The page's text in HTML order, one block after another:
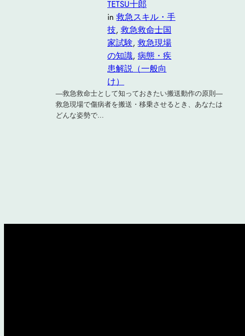
TETSU十郎
in 救急スキル・手
技, 救急救命士国
家試験, 救急現場
の知識, 病態・疾
患解説（一般向
け）
―救急救命士として知っておきたい搬送動作の原則―
救急現場で傷病者を搬送・移乗させるとき、あなたは
どんな姿勢で…